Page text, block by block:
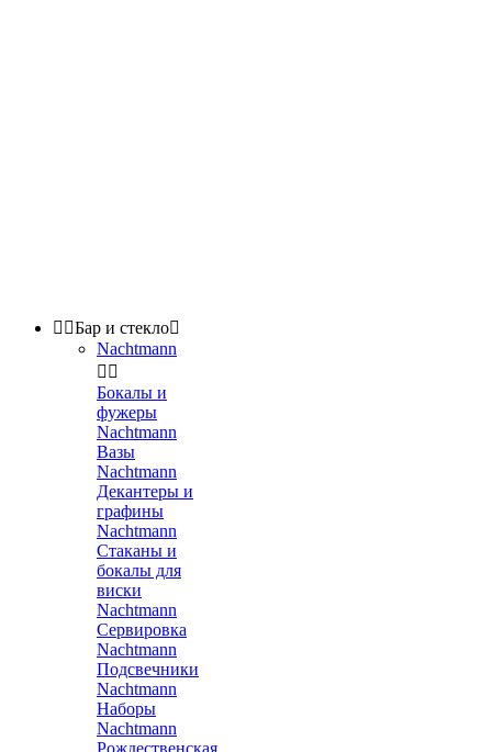
 Бар и стекло
Nachtmann
 
Бокалы и
фужеры
Nachtmann
Вазы
Nachtmann
Декантеры и
графины
Nachtmann
Стаканы и
бокалы для
виски
Nachtmann
Сервировка
Nachtmann
Подсвечники
Nachtmann
Наборы
Nachtmann
Рождественская